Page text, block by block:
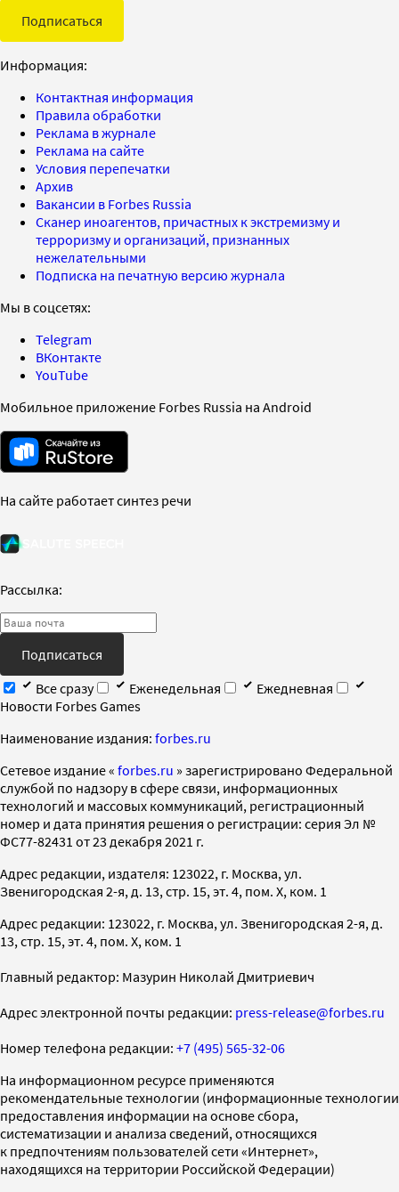
Подписаться
Информация:
Контактная информация
Правила обработки
Реклама в журнале
Реклама на сайте
Условия перепечатки
Архив
Вакансии в Forbes Russia
Сканер иноагентов, причастных к экстремизму и
терроризму и организаций, признанных
нежелательными
Подписка на печатную версию журнала
Мы в соцсетях:
Telegram
ВКонтакте
YouTube
Мобильное приложение Forbes Russia на Android
На сайте работает синтез речи
Рассылка:
Подписаться
Все сразу
Еженедельная
Ежедневная
Новости Forbes Games
Наименование издания: forbes.ru
Cетевое издание « forbes.ru » зарегистрировано Федеральной
службой по надзору в сфере связи, информационных
технологий и массовых коммуникаций, регистрационный
номер и дата принятия решения о регистрации: серия Эл №
ФС77-82431 от 23 декабря 2021 г.
Адрес редакции, издателя: 123022, г. Москва, ул.
Звенигородская 2-я, д. 13, стр. 15, эт. 4, пом. X, ком. 1
Адрес редакции: 123022, г. Москва, ул. Звенигородская 2-я, д.
13, стр. 15, эт. 4, пом. X, ком. 1
Главный редактор: Мазурин Николай Дмитриевич
Адрес электронной почты редакции: press-release@forbes.ru
Номер телефона редакции: +7 (495) 565-32-06
На информационном ресурсе применяются
рекомендательные технологии (информационные технологии
предоставления информации на основе сбора,
систематизации и анализа сведений, относящихся
к предпочтениям пользователей сети «Интернет»,
находящихся на территории Российской Федерации)